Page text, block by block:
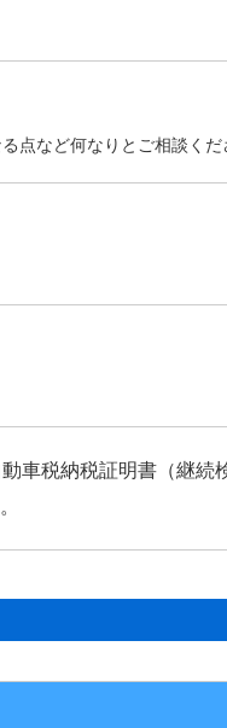
点など何なりとご相談くだ
車税納税証明書（継続